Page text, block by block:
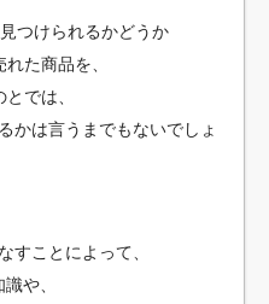
つけられるかどうか
た商品を、
では、
かは言うまでもないでしょ
すことによって、
や、